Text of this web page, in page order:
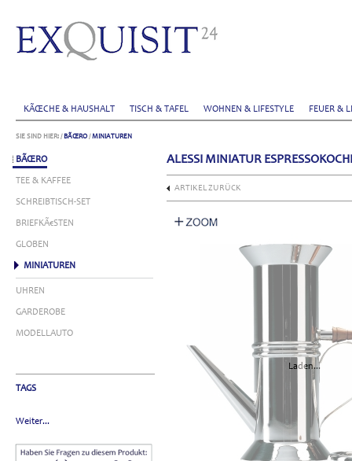
KÃŒCHE & HAUSHALT TISCH & TAFEL WOHNEN & LIFESTYLE FEUER &
SIE SIND HIER: / BÃŒRO/MINIATUREN
BÃŒRO
TEE & KAFFEE
SCHREIBTISCH-SET
BRIEFKÃ€STEN
GLOBEN
MINIATUREN
UHREN
GARDEROBE
MODELLAUTO
TAGS
Weiter...
ALESSI MINIATUR
ARTIKEL ZURÜCK
Laden...